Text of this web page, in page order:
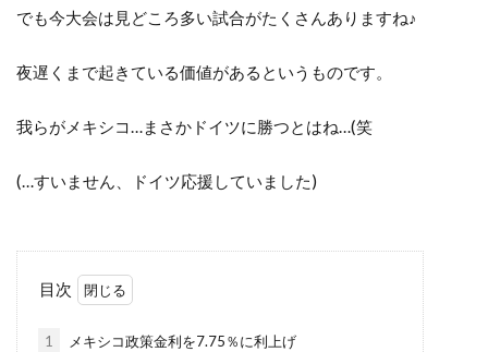
でも今大会は見どころ多い試合がたくさんありますね♪
夜遅くまで起きている価値があるというものです。
我らがメキシコ…まさかドイツに勝つとはね…(笑
(…すいません、ドイツ応援していました)
目次
1 メキシコ政策金利を7.75％に利上げ